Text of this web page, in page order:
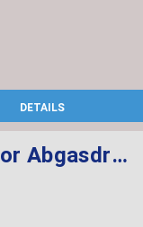
DETAILS
Sensor Abgasdruck